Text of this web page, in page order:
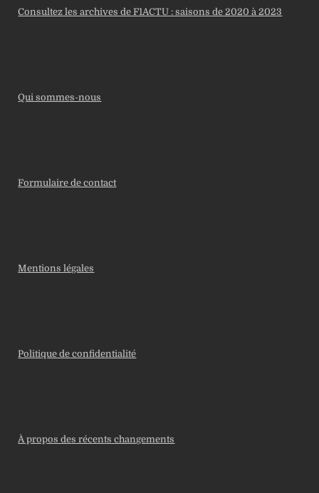
Consultez les archives de F1ACTU : saisons de 2020 à 2023
Qui sommes-nous
Formulaire de contact
Mentions légales
Politique de confidentialité
À propos des récents changements